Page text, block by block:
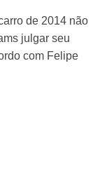
de 2014 não
julgar seu
com Felipe